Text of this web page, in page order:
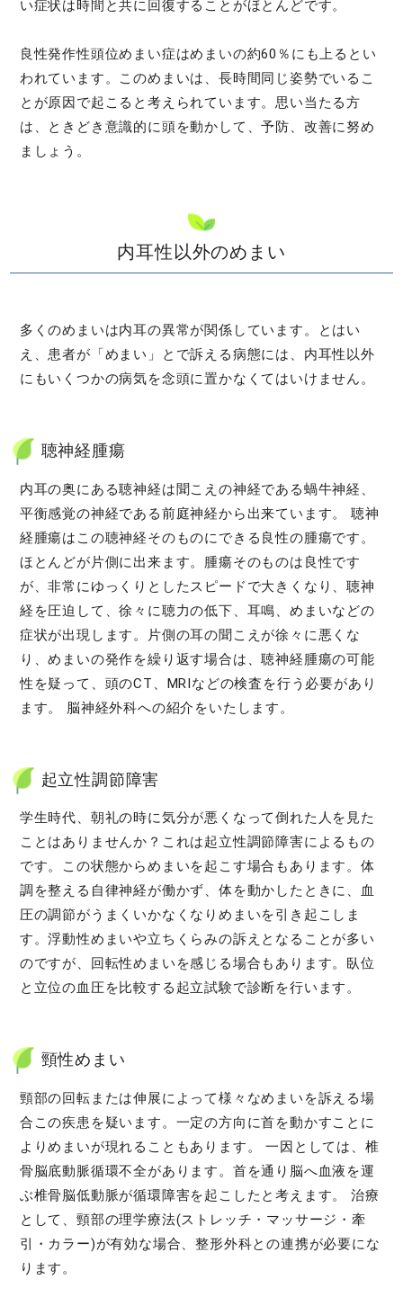
い症状は時間と共に回復することがほとんどです。
良性発作性頭位めまい症はめまいの約60％にも上るとい
われています。このめまいは、長時間同じ姿勢でいるこ
とが原因で起こると考えられています。思い当たる方
は、ときどき意識的に頭を動かして、予防、改善に努め
ましょう。
内耳性以外のめまい
多くのめまいは内耳の異常が関係しています。とはい
え、患者が「めまい」とで訴える病態には、内耳性以外
にもいくつかの病気を念頭に置かなくてはいけません。
聴神経腫瘍
内耳の奥にある聴神経は聞こえの神経である蝸牛神経、
平衡感覚の神経である前庭神経から出来ています。 聴神
経腫瘍はこの聴神経そのものにできる良性の腫瘍です。
ほとんどが片側に出来ます。腫瘍そのものは良性です
が、非常にゆっくりとしたスピードで大きくなり、聴神
経を圧迫して、徐々に聴力の低下、耳鳴、めまいなどの
症状が出現します。片側の耳の聞こえが徐々に悪くな
り、めまいの発作を繰り返す場合は、聴神経腫瘍の可能
性を疑って、頭のCT、MRIなどの検査を行う必要があり
ます。 脳神経外科への紹介をいたします。
起立性調節障害
学生時代、朝礼の時に気分が悪くなって倒れた人を見た
ことはありませんか？これは起立性調節障害によるもの
です。この状態からめまいを起こす場合もあります。体
調を整える自律神経が働かず、体を動かしたときに、血
圧の調節がうまくいかなくなりめまいを引き起こしま
す。浮動性めまいや立ちくらみの訴えとなることが多い
のですが、回転性めまいを感じる場合もあります。臥位
と立位の血圧を比較する起立試験で診断を行います。
頸性めまい
頸部の回転または伸展によって様々なめまいを訴える場
合この疾患を疑います。一定の方向に首を動かすことに
よりめまいが現れることもあります。 一因としては、椎
骨脳底動脈循環不全があります。首を通り脳へ血液を運
ぶ椎骨脳低動脈が循環障害を起こしたと考えます。 治療
として、頸部の理学療法(ストレッチ・マッサージ・牽
引・カラー)が有効な場合、整形外科との連携が必要にな
ります。